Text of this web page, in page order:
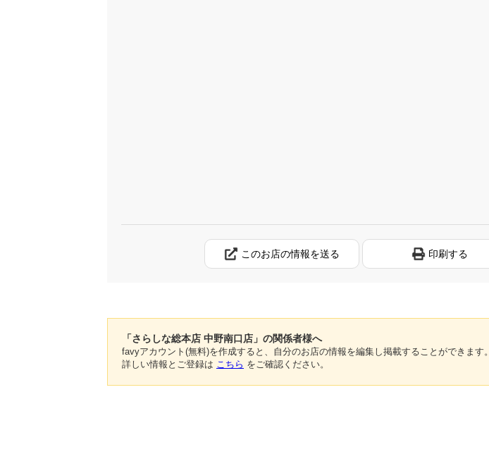
このお店の情報を送る 印刷する
「さらしな総本店 中野南口店」の関係者様へ
favyアカウント(無料)を作成すると、自分のお店の情報を編集し掲載することができます。
詳しい情報とご登録は こちら をご確認ください。